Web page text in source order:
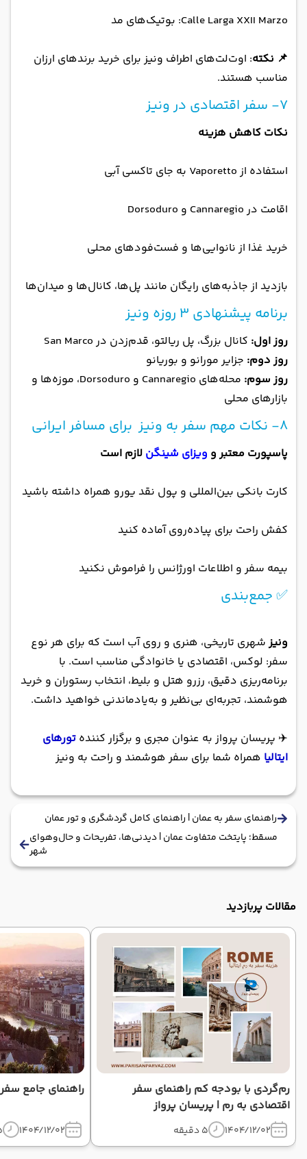
Calle Larga XXII Marzo: بوتیک‌های مد
📌 نکته: اوت‌لت‌های اطراف ونیز برای خرید برندهای ارزان
مناسب هستند.
7- سفر اقتصادی در ونیز
نکات کاهش هزینه
استفاده از Vaporetto به جای تاکسی آبی
اقامت در Cannaregio و Dorsoduro
خرید غذا از نانوایی‌ها و فست‌فودهای محلی
بازدید از جاذبه‌های رایگان مانند پل‌ها، کانال‌ها و میدان‌ها
برنامه پیشنهادی ۳ روزه ونیز
روز اول: کانال بزرگ، پل ریالتو، قدم‌زدن در San Marco
روز دوم: جزایر مورانو و بوریانو
روز سوم:
محله‌های Cannaregio و Dorsoduro، موزه‌ها و
بازارهای محلی
8- نکات مهم سفر به ونیز برای مسافر ایرانی
پاسپورت معتبر و ویزای شینگن لازم است
کارت بانکی بین‌المللی و پول نقد یورو همراه داشته باشید
کفش راحت برای پیاده‌روی آماده کنید
بیمه سفر و اطلاعات اورژانس را فراموش نکنید
✅ جمع‌بندی
ونیزشهری تاریخی، هنری و روی آب است که برای هر نوع
سفر: لوکس، اقتصادی یا خانوادگی مناسب است. با
برنامه‌ریزی دقیق، رزرو هتل و بلیط، انتخاب رستوران و خرید
هوشمند، تجربه‌ای بی‌نظیر و به‌یادماندنی خواهید داشت.
✈️ پریسان پرواز به عنوان مجری و برگزار کننده تورهای
ایتالیا همراه شما برای سفر هوشمند و راحت به ونیز
راهنمای سفر به عمان | راهنمای کامل گردشگری و تور عمان
مسقط؛ پایتخت متفاوت عمان | دیدنی‌ها، تفریحات و حال‌وهوای
شهر
مقالات پربازدید
رم‌گردی با بودجه کم راهنمای سفر
اقتصادی به رم | پریسان پرواز
1404/12/02 5 دقیقه
راهنمای جامع سفر
1404/12/02
5